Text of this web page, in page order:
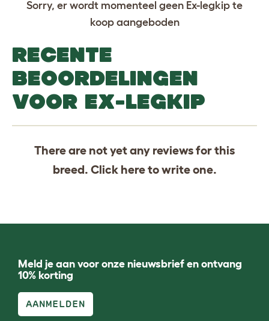
Sorry, er wordt momenteel geen Ex-legkip te
koop aangeboden
RECENTE
BEOORDELINGEN
VOOR EX-LEGKIP
There are not yet any reviews for this
breed. Click hereto write one.
Meld je aan voor onze nieuwsbrief en ontvang
10% korting
AANMELDEN